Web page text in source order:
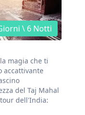
\ 6 Notti
magia che ti
accattivante
del Taj Mahal
dell'India: